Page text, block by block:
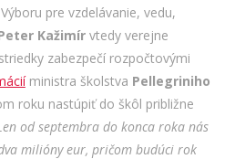
pre vzdelávanie, vedu,
Kažimírvtedy verejne
zabezpečí rozpočtovými
ministra školstva Pellegriniho
roku nastúpiť do škôl približne
od septembra do konca roka nás
milióny eur, pričom budúci rok